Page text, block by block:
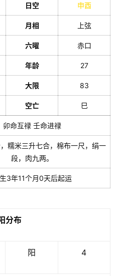
日空 申酉
月相 上弦
六曜 赤口
年龄 27
大限 83
空亡 巳
卯命互禄 壬命进禄
糯米三升七合，棉布一尺，绢一
段，肉九两。
3年11个月0天后起运
分布
阳 4